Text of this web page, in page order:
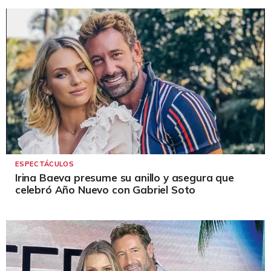
ESPECTÁCULOS
Irina Baeva presume su anillo y asegura que
celebró Año Nuevo con Gabriel Soto